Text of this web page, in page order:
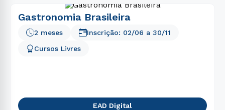
Gastronomia Brasileira
2 meses
Cursos Livres
Inscrição: 02/06 a 30/11
EAD Digital